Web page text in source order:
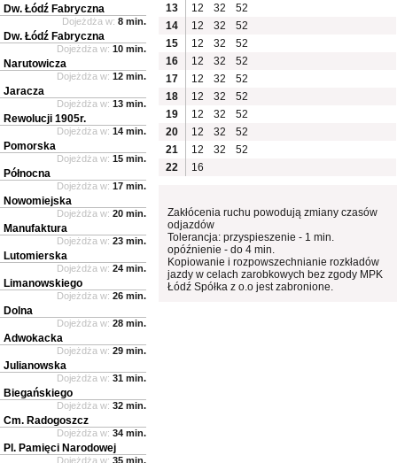
13
12 32
52
14
12 32
52
15
12 32
52
16
12 32
52
17
12 32
52
18
12 32
52
19
12 32
52
20
12 32
52
21
12 32
52
22
16
Zakłócenia ruchu powodują zmiany czasów
odjazdów
Tolerancja: przyspieszenie - 1 min.
opóźnienie - do 4 min.
Kopiowanie i rozpowszechnianie rozkładów
jazdy w celach zarobkowych bez zgody MPK
Łódź Spółka z o.o jest zabronione.
Dw. Łódź Fabryczna
Dojeżdża w: 8 min.
Dw. Łódź Fabryczna
Dojeżdża w: 10 min.
Narutowicza
Dojeżdża w: 12 min.
Jaracza
Dojeżdża w: 13 min.
Rewolucji 1905r.
Dojeżdża w: 14 min.
Pomorska
Dojeżdża w: 15 min.
Północna
Dojeżdża w: 17 min.
Nowomiejska
Dojeżdża w: 20 min.
Manufaktura
Dojeżdża w: 23 min.
Lutomierska
Dojeżdża w: 24 min.
Limanowskiego
Dojeżdża w: 26 min.
Dolna
Dojeżdża w: 28 min.
Adwokacka
Dojeżdża w: 29 min.
Julianowska
Dojeżdża w: 31 min.
Biegańskiego
Dojeżdża w: 32 min.
Cm. Radogoszcz
Dojeżdża w: 34 min.
Pl. Pamięci Narodowej
Dojeżdża w: 35 min.